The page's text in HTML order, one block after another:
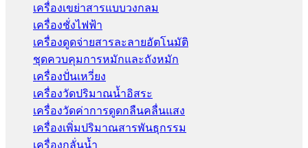
เครื่องเขย่าสารแบบวงกลม
เครื่องชั่งไฟฟ้า
เครื่องดูดจ่ายสารละลายอัตโนมัติ
ชุดควบคุมการหมักและถังหมัก
เครื่องปั่นเหวี่ยง
เครื่องวัดปริมาณน้ำอิสระ
เครื่องวัดค่าการดูดกลืนคลื่นแสง
เครื่องเพิ่มปริมาณสารพันธุกรรม
เครื่องกลั่นน้ำ